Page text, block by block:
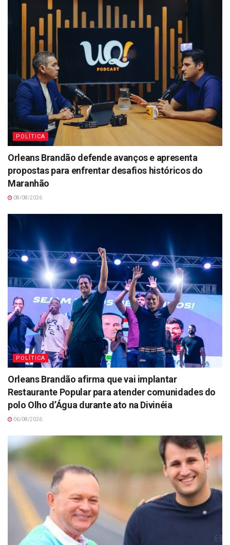
POLÍTICA
Orleans Brandão defende avanços e apresenta
propostas para enfrentar desafios históricos do
Maranhão
08/08/2026
POLÍTICA
Orleans Brandão afirma que vai implantar
Restaurante Popular para atender comunidades do
polo Olho d’Água durante ato na Divinéia
06/08/2026